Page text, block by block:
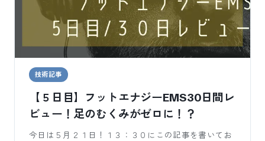
技術記事
【５日目】フットエナジーEMS30日間レ
ビュー！足のむくみがゼロに！？
今日は５月２１日！１３：３０にこの記事を書いてお